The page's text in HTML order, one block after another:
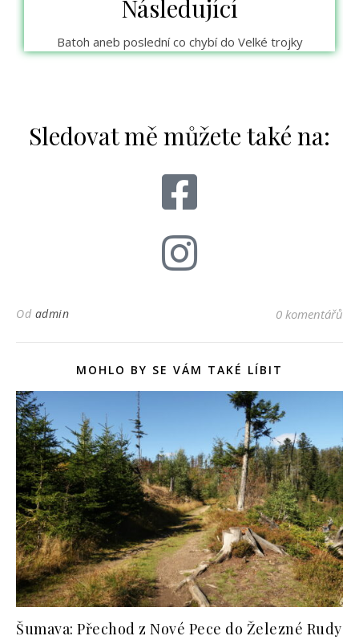
Následující
Batoh aneb poslední co chybí do Velké trojky
Sledovat mě můžete také na:
Od admin 0 komentářů
MOHLO BY SE VÁM TAKÉ LÍBIT
Šumava: Přechod z Nové Pece do Železné Rudy